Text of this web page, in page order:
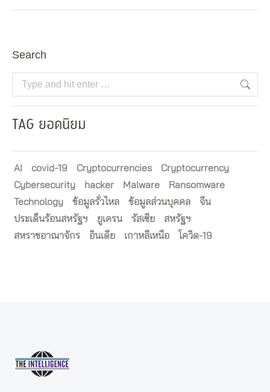
Search
Search:
TAG ยอดนิยม
AI covid-19 Cryptocurrencies
Cryptocurrency
Cybersecurity
hacker Malware
Ransomware
Technology
ข้อมูลรั่วไหล ข้อมูลส่วนบุคคล
จีน
ประเด็นร้อนสหรัฐฯ
ยูเครน รัสเซีย
สหรัฐฯ
สหราชอาณาจักร
อินเดีย เกาหลีเหนือ โควิด-19